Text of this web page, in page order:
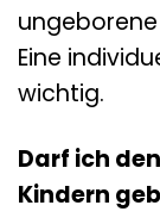
Eine
wichtig.
Darf ich
Kindern